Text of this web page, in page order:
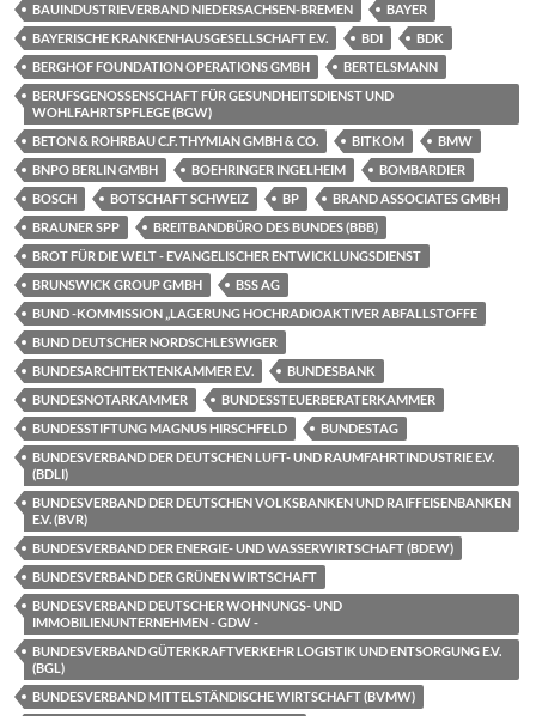
BAUINDUSTRIEVERBAND NIEDERSACHSEN-BREMEN
BAYER
BAYERISCHE KRANKENHAUSGESELLSCHAFT E.V.
BDI
BDK
BERGHOF FOUNDATION OPERATIONS GMBH
BERTELSMANN
BERUFSGENOSSENSCHAFT FÜR GESUNDHEITSDIENST UND
WOHLFAHRTSPFLEGE (BGW)
BETON & ROHRBAU C.F. THYMIAN GMBH & CO.
BITKOM
BMW
BNPO BERLIN GMBH
BOEHRINGER INGELHEIM
BOMBARDIER
BOSCH
BOTSCHAFT SCHWEIZ BP
BRAND ASSOCIATES GMBH
BRAUNER SPP
BREITBANDBÜRO DES BUNDES (BBB)
BROT FÜR DIE WELT - EVANGELISCHER ENTWICKLUNGSDIENST
BRUNSWICK GROUP GMBH
BSS AG
BUND -KOMMISSION „LAGERUNG HOCHRADIOAKTIVER ABFALLSTOFFE
BUND DEUTSCHER NORDSCHLESWIGER
BUNDESARCHITEKTENKAMMER E.V.
BUNDESBANK
BUNDESNOTARKAMMER
BUNDESSTEUERBERATERKAMMER
BUNDESSTIFTUNG MAGNUS HIRSCHFELD
BUNDESTAG
BUNDESVERBAND DER DEUTSCHEN LUFT- UND RAUMFAHRTINDUSTRIE E.V.
(BDLI)
BUNDESVERBAND DER DEUTSCHEN VOLKSBANKEN UND RAIFFEISENBANKEN
E.V. (BVR)
BUNDESVERBAND DER ENERGIE- UND WASSERWIRTSCHAFT (BDEW)
BUNDESVERBAND DER GRÜNEN WIRTSCHAFT
BUNDESVERBAND DEUTSCHER WOHNUNGS- UND
IMMOBILIENUNTERNEHMEN - GDW -
BUNDESVERBAND GÜTERKRAFTVERKEHR LOGISTIK UND ENTSORGUNG E.V.
(BGL)
BUNDESVERBAND MITTELSTÄNDISCHE WIRTSCHAFT (BVMW)